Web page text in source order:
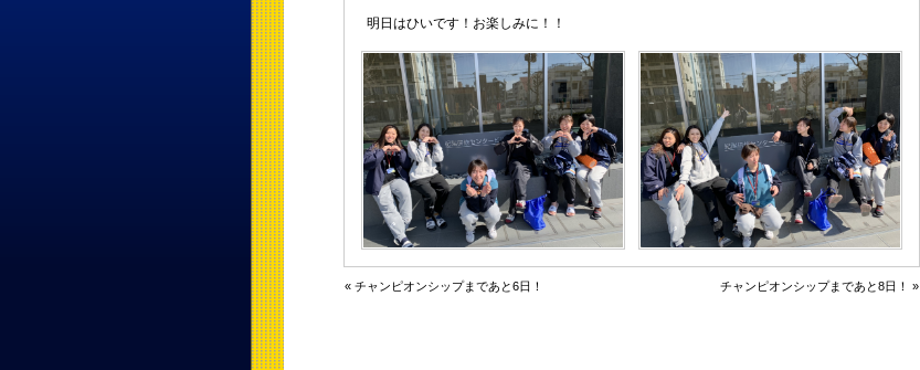
明日はひいです！お楽しみに！！
« チャンピオンシップまであと6日！ チャンピオンシップまであと8日！ »